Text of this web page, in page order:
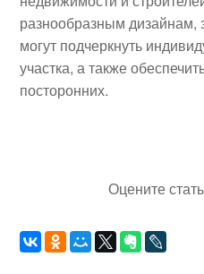
разнообразным дизайнам,
могут подчеркнуть
участка, а также
посторонних.
Оцените